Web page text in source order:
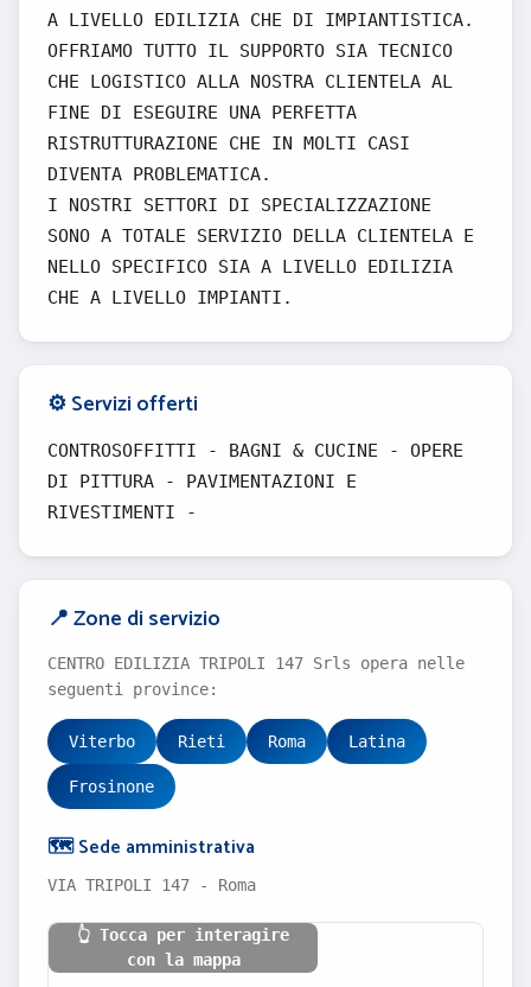
A LIVELLO EDILIZIA CHE DI IMPIANTISTICA.
OFFRIAMO TUTTO IL SUPPORTO SIA TECNICO
CHE LOGISTICO ALLA NOSTRA CLIENTELA AL
FINE DI ESEGUIRE UNA PERFETTA
RISTRUTTURAZIONE CHE IN MOLTI CASI
DIVENTA PROBLEMATICA.
I NOSTRI SETTORI DI SPECIALIZZAZIONE
SONO A TOTALE SERVIZIO DELLA CLIENTELA E
NELLO SPECIFICO SIA A LIVELLO EDILIZIA
CHE A LIVELLO IMPIANTI.
⚙️ Servizi offerti
CONTROSOFFITTI - BAGNI & CUCINE - OPERE
DI PITTURA - PAVIMENTAZIONI E
RIVESTIMENTI -
📍 Zone di servizio
CENTRO EDILIZIA TRIPOLI 147 Srls opera nelle
seguenti province:
Viterbo Rieti Roma Latina
Frosinone
🗺️ Sede amministrativa
VIA TRIPOLI 147 - Roma
👆 Tocca per interagire
con la mappa